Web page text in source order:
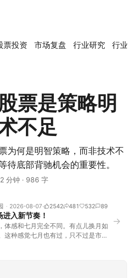
票投资 市场复盘 行业研究 行业
票是策略明
不足
为何是明智策略，而非技术不
待底部背驰机会的重要性。
2 分钟 · 986 字
2026-08-07 2542 481 532 89
入新节奏！
体感和七月完全不同。有点儿换月如
这种感觉七月也有过，只不过是市场
→